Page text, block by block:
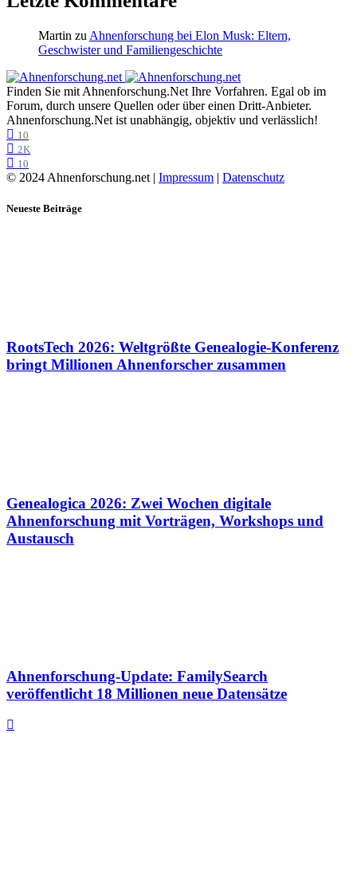
Martin zu Ahnenforschung bei Elon Musk: Eltern,
Geschwister und Familiengeschichte
Finden Sie mit Ahnenforschung.Net Ihre Vorfahren. Egal ob im
Forum, durch unsere Quellen oder über einen Dritt-Anbieter.
Ahnenforschung.Net ist unabhängig, objektiv und verlässlich!
10
2K
10
© 2024 Ahnenforschung.net | Impressum | Datenschutz
Neueste Beiträge
RootsTech 2026: Weltgrößte Genealogie-Konferenz
bringt Millionen Ahnenforscher zusammen
Genealogica 2026: Zwei Wochen digitale
Ahnenforschung mit Vorträgen, Workshops und
Austausch
Ahnenforschung-Update: FamilySearch
veröffentlicht 18 Millionen neue Datensätze